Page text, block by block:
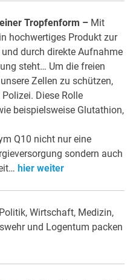
Tropfenform – Mit
hochwertiges Produkt zur
durch direkte Aufnahme
steht… Um die freien
Zellen zu schützen,
Diese Rolle
beispielsweise Glutathion,
Q10 nicht nur eine
sondern auch
hier weiter
Wirtschaft, Medizin,
und Logentum packen